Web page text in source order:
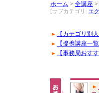
ホーム > 全講座 >
[サブカテゴリ: エ
【カテゴリ別
【提携講座一
【事務局おす